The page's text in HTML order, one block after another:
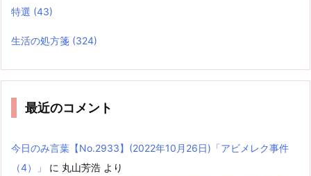
特選 (43)
生活の処方箋 (324)
最近のコメント
今日のみ言葉【No.2933】(2022年10月26日)「アビメレク事件
（4）」
に 丸山芳浩 より